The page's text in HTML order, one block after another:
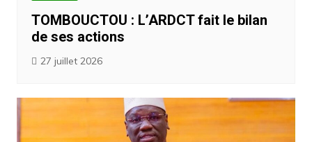
TOMBOUCTOU : L’ARDCT fait le bilan
de ses actions
27 juillet 2026